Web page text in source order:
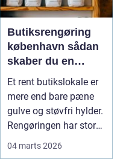
Butiksrengøring
københavn sådan
skaber du en
butik, kunderne
har lyst til at
komme tilbage til
Et rent butikslokale er
mere end bare pæne
gulve og støvfri hylder.
Rengøringen har stor
04 marts 2026